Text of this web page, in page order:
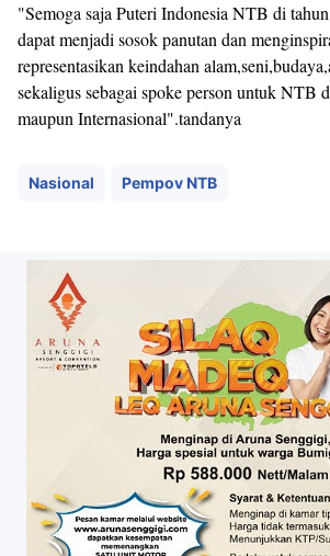
"Semoga saja Puteri Indonesia NTB di
dapat menjadi sosok panutan dan
representasikan keindahan
sekaligus sebagai spoke person untuk NTB
maupun Internasional".tandanya
Nasional Pempov NTB